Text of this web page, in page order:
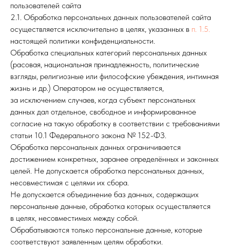
пользователей сайта
2.1. Обработка персональных данных пользователей сайта
осуществляется исключительно в целях, указанных в п. 1.5.
настоящей политики конфиденциальности.
Обработка специальных категорий персональных данных
(расовая, национальная принадлежность, политические
взгляды, религиозные или философские убеждения, интимная
жизнь и др.) Оператором не осуществляется,
за исключением случаев, когда субъект персональных
данных дал отдельное, свободное и информированное
согласие на такую обработку в соответствии с требованиями
статьи 10.1 Федерального закона № 152-ФЗ.
Обработка персональных данных ограничивается
достижением конкретных, заранее определённых и законных
целей. Не допускается обработка персональных данных,
несовместимая с целями их сбора.
Не допускается объединение баз данных, содержащих
персональные данные, обработка которых осуществляется
в целях, несовместимых между собой.
Обрабатываются только персональные данные, которые
соответствуют заявленным целям обработки.